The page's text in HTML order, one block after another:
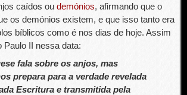
caídos ou demónios, afirmando que o
os demónios existem, e que isso tanto era
bíblicos como é nos dias de hoje. Assim
Paulo II nessa data:
fala sobre os anjos, mas
prepara para a verdade revelada
Escritura e transmitida pela